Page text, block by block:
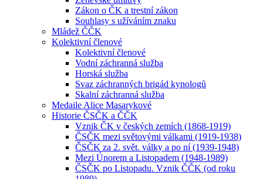
Zákon o ČK a trestní zákon
Souhlasy s užíváním znaku
Mládež ČČK
Kolektivní členové
Kolektivní členové
Vodní záchranná služba
Horská služba
Svaz záchranných brigád kynologů
Skalní záchranná služba
Medaile Alice Masarykové
Historie ČSČK a ČČK
Vznik ČK v českých zemích (1868-1919)
ČSČK mezi světovými válkami (1919-1938)
ČSČK za 2. svět. války a po ní (1939-1948)
Mezi Únorem a Listopadem (1948-1989)
ČSČK po Listopadu. Vznik ČČK (od roku